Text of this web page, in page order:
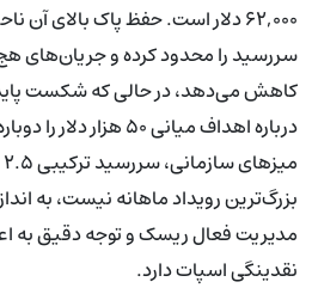
۶۲,۰۰۰ دلار است. حفظ پاک بالای آن
سررسید را محدود کرده و جریان‌های
کاهش می‌دهد، در حالی که شکست
درباره اهداف میانی ۵۰
بزرگ‌ترین رویداد ماهانه نیست، به
مدیریت فعال ریسک و توجه دقیق به
نقدینگی اسپات دارد.